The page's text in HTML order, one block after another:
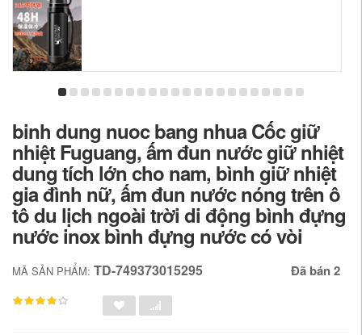
binh dung nuoc bang nhua Cốc giữ
nhiệt Fuguang, ấm đun nước giữ nhiệt
dung tích lớn cho nam, bình giữ nhiệt
gia đình nữ, ấm đun nước nóng trên ô
tô du lịch ngoài trời di động bình đựng
nước inox bình đựng nước có vòi
MÃ SẢN PHẨM: TD-749373015295 Đã bán 2